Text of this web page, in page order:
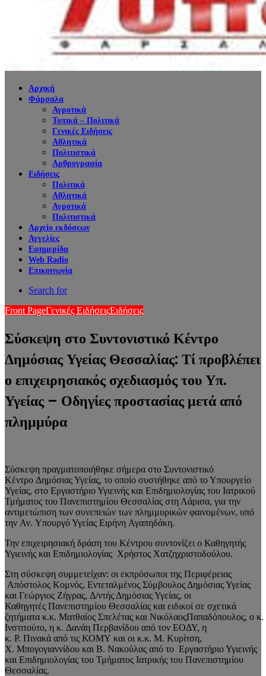
Αρχική
Φάρσαλα
Αγροτικά
Τοπικά – Πολιτικά
Γενικές Ειδήσεις
Αθλητικά
Πολιτιστικά
Αρθρογραφία
Ειδήσεις
Πολιτικά
Αθλητικά
Αγροτικά
Πολιτιστικά
Αρχείο εκδόσεων
Αγγελίες
Εφημερίδα
Web Radio
Επικοινωνία
Search for
Front PageΓενικές ΕιδήσειςΕιδήσεις
Σύσκεψη στο Συντονιστικό Κέντρο
Δημόσιας Υγείας Θεσσαλίας: Τί προβλέπει
ο επιχειρησιακός σχεδιασμός του Υπ.
Υγείας – Οδηγίες προστασίας μετά από
πλημμύρα
Σύσκεψη πραγματοποιήθηκε σήμερα στο Συντονιστικό
Κέντρο Δημόσιας Υγείας, το οποίο συστήθηκε από το Υπουργείο
Υγείας, στο Εργαστήριο Υγιεινής και Επιδημιολογίας του Ιατρικού
Τμήματος του Πανεπιστημίου Θεσσαλίας στη Λάρισα, για την
αντιμετώπιση των συνεπειών των πλημμυρικών φαινομένων, υπό
την Αν. Υπουργό Υγείας Ειρήνη Αγαπηδάκη.
Την επιχειρησιακή δράση του Κέντρου συντονίζει ο Καθηγητής
Υγιεινής και Επιδημιολογίας Χρήστος Χατζηχριστοδούλου.
Στη σύσκεψη συμμετείχαν: οι εκπρόσωποι της Περιφέρειας
Aπόστολος Κομνός, Εντεταλμένος Σύμβουλος Δημόσιας Υγείας
και Γεώργιος Ζήγρας, Δ/ντής Δημόσιας Υγείας, οι
Καθηγητές Πανεπιστημίου Θεσσαλίας και ειδικοί σε σχετικά
ζητήματα κ.κ. Ματθαίος Σπελέτας και ΝικόλαοςΠαπαδόπουλος, ο κ.
Ινστιτούτο, η κ. Δανάη Περβανίδου από τον ΕΟΔΥ, η
κ. Ρ. Πινακά από τις ΚΟΜΥ και οι κ.κ. Μ. Κυρίτση,
Χ. Μπογογιαννίδου και Β. Νακούλας από το Εργαστήριο Υγιεινής
και Επιδημιολογίας του Τμήματος Ιατρικής του Πανεπιστημίου
Θεσσαλίας.